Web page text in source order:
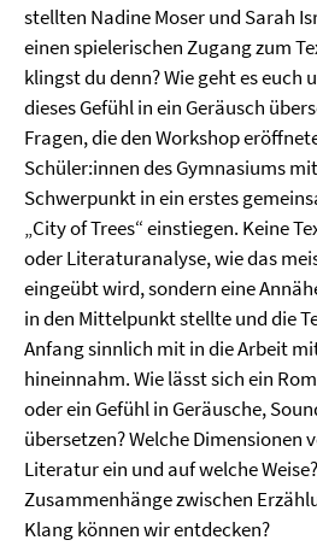
stellten Nadine Moser und Sarah
einen spielerischen Zugang zum
klingst du denn? Wie geht es euch
dieses Gefühl in ein Geräusch
Fragen, die den Workshop
Schüler:innen des Gymnasiums
Schwerpunkt in ein erstes
„City of Trees“ einstiegen. Keine
oder Literaturanalyse, wie das
eingeübt wird, sondern eine
in den Mittelpunkt stellte und die
Anfang sinnlich mit in die Arbeit
hineinnahm. Wie lässt sich ein
oder ein Gefühl in Geräusche,
übersetzen? Welche Dimensionen
Literatur ein und auf welche
Zusammenhänge zwischen
Klang können wir entdecken?